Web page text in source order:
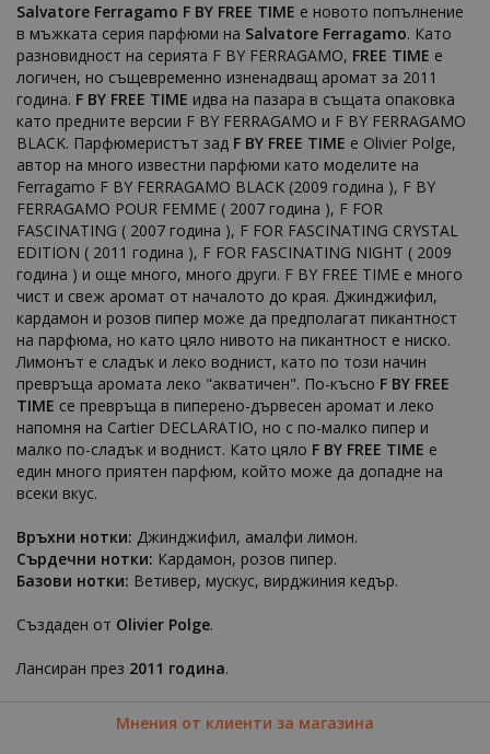
Salvatore Ferragamo F BY FREE TIME e новото попълнение
в мъжката серия парфюми на Salvatore Ferragamo. Като
разновидност на серията F BY FERRAGAMO, FREE TIME е
логичен, но същевременно изненадващ аромат за 2011
година. F BY FREE TIME идва на пазара в същата опаковка
като предните версии F BY FERRAGAMO и F BY FERRAGAMO
BLACK. Парфюмеристът зад F BY FREE TIME е Olivier Polge,
автор на много известни парфюми като моделите на
Ferragamo F BY FERRAGAMO BLACK (2009 година ), F BY
FERRAGAMO POUR FEMME ( 2007 година ), F FOR
FASCINATING ( 2007 година ), F FOR FASCINATING CRYSTAL
EDITION ( 2011 година ), F FOR FASCINATING NIGHT ( 2009
година ) и още много, много други. F BY FREE TIME е много
чист и свеж аромат от началото до края. Джинджифил,
кардамон и розов пипер може да предполагат пикантност
на парфюма, но като цяло нивото на пикантност е ниско.
Лимонът е сладък и леко воднист, като по този начин
превръща аромата леко "акватичен". По-късно F BY FREE
TIME се превръща в пиперено-дървесен аромат и леко
напомня на Cartier DECLARATIO, но с по-малко пипер и
малко по-сладък и воднист. Като цяло F BY FREE TIME е
един много приятен парфюм, който може да допадне на
всеки вкус.
Връхни нотки: Джинджифил, амалфи лимон.
Сърдечни нотки: Кардамон, розов пипер.
Базови нотки: Ветивер, мускус, вирджиния кедър.
Създаден от Olivier Polge.
Лансиран през 2011 година.
Мнения от клиенти за магазина